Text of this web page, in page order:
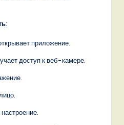
:
приложение.
доступ к веб-камере.